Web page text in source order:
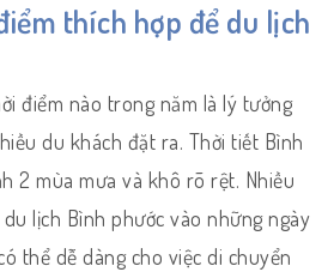
thích hợp để du lịch
điểm nào trong năm là lý tưởng
du khách đặt ra. Thời tiết Bình
2 mùa mưa và khô rõ rệt. Nhiều
lịch Bình phước vào những ngày
thể dễ dàng cho việc di chuyển